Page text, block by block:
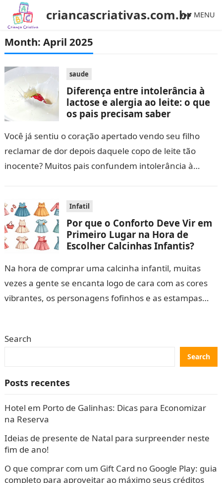
criancascriativas.com.br MENU
Month: April 2025
saude
Diferença entre intolerância à
lactose e alergia ao leite: o que
os pais precisam saber
Você já sentiu o coração apertado vendo seu filho
reclamar de dor depois daquele copo de leite tão
inocente? Muitos pais confundem intolerância à
Infatil
Por que o Conforto Deve Vir em
Primeiro Lugar na Hora de
Escolher Calcinhas Infantis?
Na hora de comprar uma calcinha infantil, muitas
vezes a gente se encanta logo de cara com as cores
vibrantes, os personagens fofinhos e as estampas
Search
Search
Posts recentes
Hotel em Porto de Galinhas: Dicas para Economizar
na Reserva
Ideias de presente de Natal para surpreender neste
fim de ano!
O que comprar com um Gift Card no Google Play: guia
completo para aproveitar ao máximo seus créditos